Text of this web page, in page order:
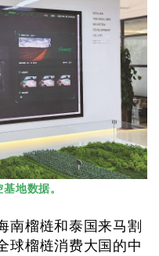
地数据。
南榴梿和泰国来马割
球榴梿消费大国的中